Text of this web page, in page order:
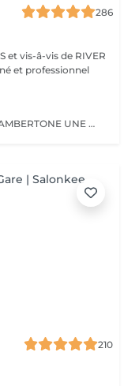
286
NOS EXTENTION SONT DE MARQUE GIAMBERTONE UNE DES MEILLEUR SUR LE MARCHE.100% CHEVEUX NATUREL.Nous proposont aussi des extentions de marque Hairdreams qui ce colle.
210